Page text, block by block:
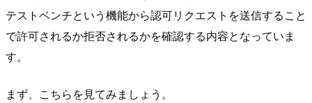
テストベンチという機能から認可リクエストを送信すること
で許可されるか拒否されるかを確認する内容となっていま
す。
まず、こちらを見てみましょう。